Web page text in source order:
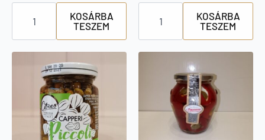
Divella
hámozott,
egész
paradicsom
mennyiség
KOSÁRBA
TESZEM
Valfrutta
passzírozott
paradicsom
mennyiség
KOSÁRBA
TESZEM